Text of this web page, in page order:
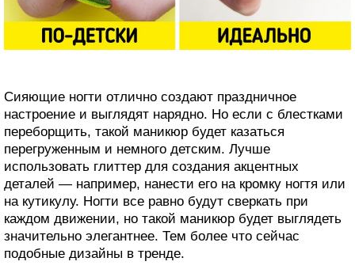
Сияющие ногти отлично создают праздничное
настроение и выглядят нарядно. Но если с блестками
переборщить, такой маникюр будет казаться
перегруженным и немного детским. Лучше
использовать глиттер для создания акцентных
деталей — например, нанести его на кромку ногтя или
на кутикулу. Ногти все равно будут сверкать при
каждом движении, но такой маникюр будет выглядеть
значительно элегантнее. Тем более что сейчас
подобные дизайны в тренде.